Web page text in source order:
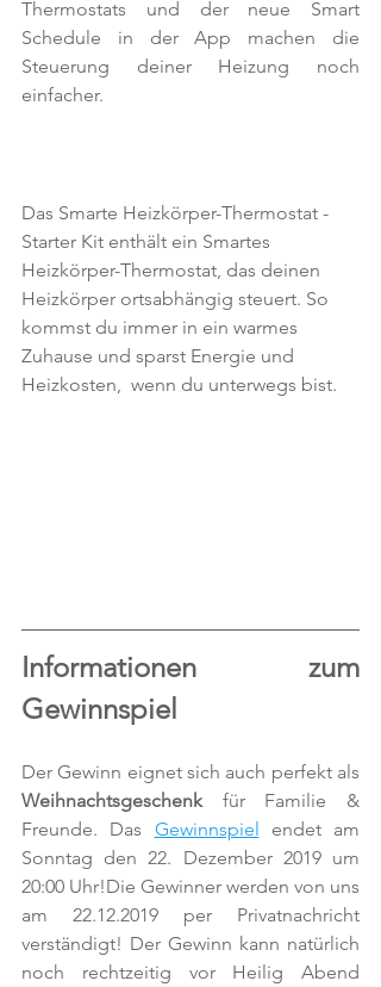
Thermostats und der neue Smart
Schedule in der App machen die
Steuerung deiner Heizung noch
einfacher.
Das Smarte Heizkörper-Thermostat -
Starter Kit enthält ein Smartes
Heizkörper-Thermostat, das deinen
Heizkörper ortsabhängig steuert. So
kommst du immer in ein warmes
Zuhause und sparst Energie und
Heizkosten,  wenn du unterwegs bist.
Informationen zum
Gewinnspiel
Weihnachtsgeschenk für Familie &
Freunde. Das Gewinnspiel endet am
Sonntag den 22. Dezember 2019 um
20:00 Uhr!Die Gewinner werden von uns
am 22.12.2019 per Privatnachricht
verständigt! Der Gewinn kann natürlich
noch rechtzeitig vor Heilig Abend